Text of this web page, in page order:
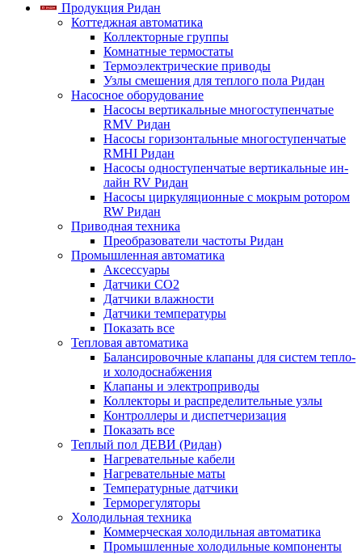
Продукция Ридан
Коттеджная автоматика
Коллекторные группы
Комнатные термостаты
Термоэлектрические приводы
Узлы смешения для теплого пола Ридан
Насосное оборудование
Насосы вертикальные многоступенчатые
RMV Ридан
Насосы горизонтальные многоступенчатые
RMHI Ридан
Насосы одноступенчатые вертикальные ин-
лайн RV Ридан
Насосы циркуляционные с мокрым ротором
RW Ридан
Приводная техника
Преобразователи частоты Ридан
Промышленная автоматика
Аксессуары
Датчики CO2
Датчики влажности
Датчики температуры
Показать все
Тепловая автоматика
Балансировочные клапаны для систем тепло-
и холодоснабжения
Клапаны и электроприводы
Коллекторы и распределительные узлы
Контроллеры и диспетчеризация
Показать все
Теплый пол ДЕВИ (Ридан)
Нагревательные кабели
Нагревательные маты
Температурные датчики
Терморегуляторы
Холодильная техника
Коммерческая холодильная автоматика
Промышленные холодильные компоненты